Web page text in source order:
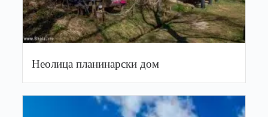
Неолица планинарски дом